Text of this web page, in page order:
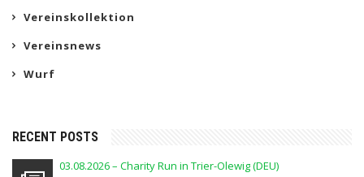
Vereinskollektion
Vereinsnews
Wurf
RECENT POSTS
03.08.2026 – Charity Run in Trier-Olewig (DEU)